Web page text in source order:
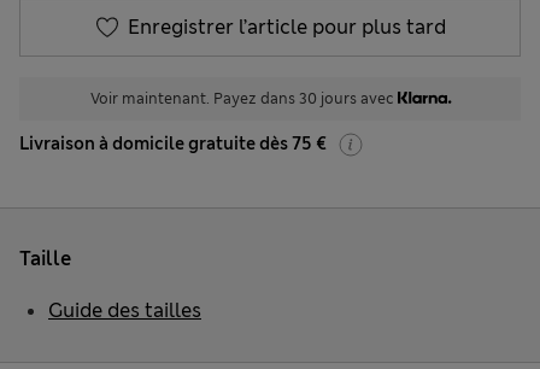
Enregistrer l’article pour plus tard
Voir maintenant. Payez dans 30 jours avec
Livraison à domicile gratuite dès 75 €
Taille
Guide des tailles